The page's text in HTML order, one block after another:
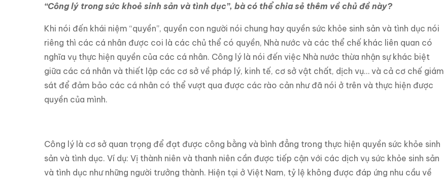
“Công lý trong sức khoẻ sinh sản và tình dục”, bà có thể chia sẻ thêm về chủ đề này?
Khi nói đến khái niệm “quyền”, quyền con người nói chung hay quyền sức khỏe sinh sản và tình dục nói
riêng thì các cá nhân được coi là các chủ thể có quyền, Nhà nước và các thể chế khác liên quan có
nghĩa vụ thực hiện quyền của các cá nhân. Công lý là nói đến việc Nhà nước thừa nhận sự khác biệt
giữa các cá nhân và thiết lập các cơ sở về pháp lý, kinh tế, cơ sở vật chất, dịch vụ… và cả cơ chế giám
sát để đảm bảo các cá nhân có thể vượt qua được các rào cản như đã nói ở trên và thực hiện được
quyền của mình.
Công lý là cơ sở quan trọng để đạt được công bằng và bình đẳng trong thực hiện quyền sức khỏe sinh
sản và tình dục. Ví dụ: Vị thành niên và thanh niên cần được tiếp cận với các dịch vụ sức khỏe sinh sản
và tình dục như những người trưởng thành. Hiện tại ở Việt Nam, tỷ lệ không được đáp ứng nhu cầu về